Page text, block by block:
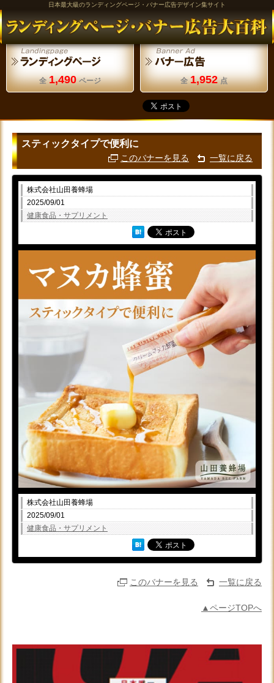
日本最大級のランディングページ・バナー広告デザイン集サイト
全 1,490 ページ 全 1,952 点
スティックタイプで便利に
このバナーを見る 一覧に戻る
株式会社山田養蜂場
2025/09/01
健康食品・サプリメント
株式会社山田養蜂場
2025/09/01
健康食品・サプリメント
このバナーを見る 一覧に戻る
▲ページTOPへ